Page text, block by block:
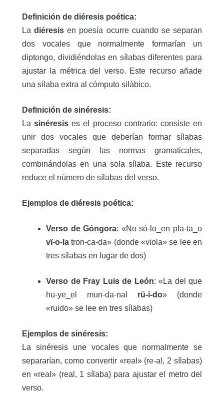
Definición de diéresis poética:
Ladiéresis en poesía ocurre cuando se separan
dos vocales que normalmente formarían un
diptongo, dividiéndolas en sílabas diferentes para
ajustar la métrica del verso. Este recurso añade
una sílaba extra al cómputo silábico.
Definición de sinéresis:
Lasinéresis es el proceso contrario: consiste en
unir dos vocales que deberían formar sílabas
separadas según las normas gramaticales,
combinándolas en una sola sílaba. Este recurso
reduce el número de sílabas del verso.
Ejemplos de diéresis poética:
Verso de Góngora: «No só-lo_en pla-ta_o
vï-o-la tron-ca-da» (donde «viola» se lee en
tres sílabas en lugar de dos)
Verso de Fray Luis de León: «La del que
hu-ye_el mun-da-nal rü-i-do» (donde
«ruido» se lee en tres sílabas)
Ejemplos de sinéresis:
La sinéresis une vocales que normalmente se
separarían, como convertir «real» (re-al, 2 sílabas)
en «real» (real, 1 sílaba) para ajustar el metro del
verso.